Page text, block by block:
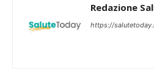
Redazione
https://